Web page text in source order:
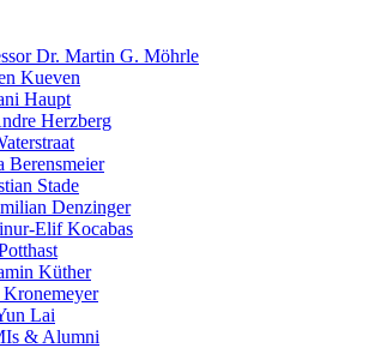
Dr. Martin G. Möhrle
Kueven
Haupt
Herzberg
Berensmeier
Stade
Denzinger
Elif Kocabas
Küther
Lai
& Alumni